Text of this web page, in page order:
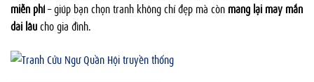
miễn phí– giúp bạn chọn tranh không chỉ đẹp mà còn mang lại may mắn
dài lâucho gia đình.